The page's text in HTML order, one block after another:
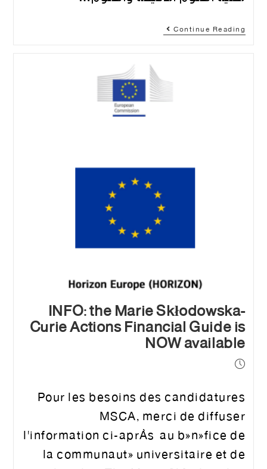
Continue Reading
INFO: the Marie Skłodowska-
Curie Actions Financial Guide is
NOW available
Pour les besoins des candidatures
MSCA, merci de diffuser
l'information ci-après au bénéfice de
la communauté universitaire et de